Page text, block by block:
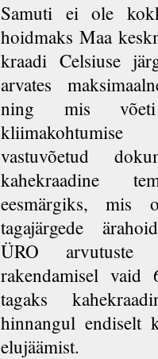
Samuti ei ole
hoidmaks Maa
kraadi Celsiuse
arvates
ning mis võeti
vastuvõetud
kahekraadine
eesmärgiks, mis
tagajärgede
ÜRO arvutuste
rakendamisel vaid
tagaks
hinnangul endiselt
elujäämist.